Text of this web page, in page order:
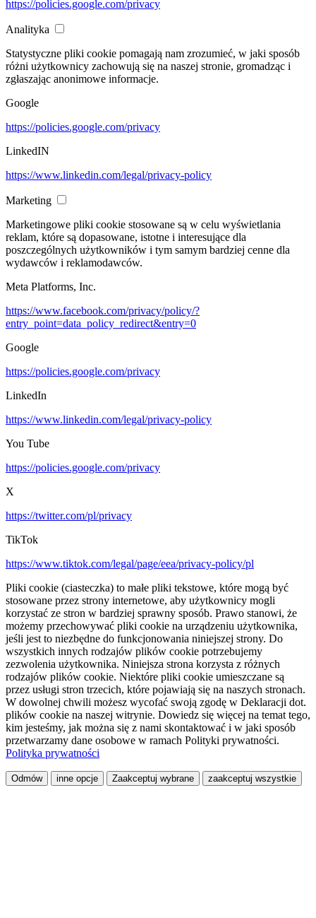
https://policies.google.com/privacy
Analityka
Statystyczne pliki cookie pomagają nam zrozumieć, w jaki sposób
różni użytkownicy zachowują się na naszej stronie, gromadząc i
zgłaszając anonimowe informacje.
Google
https://policies.google.com/privacy
LinkedIN
https://www.linkedin.com/legal/privacy-policy
Marketing
Marketingowe pliki cookie stosowane są w celu wyświetlania
reklam, które są dopasowane, istotne i interesujące dla
poszczególnych użytkowników i tym samym bardziej cenne dla
wydawców i reklamodawców.
Meta Platforms, Inc.
https://www.facebook.com/privacy/policy/?
entry_point=data_policy_redirect&entry=0
Google
https://policies.google.com/privacy
LinkedIn
https://www.linkedin.com/legal/privacy-policy
You Tube
https://policies.google.com/privacy
X
https://twitter.com/pl/privacy
TikTok
https://www.tiktok.com/legal/page/eea/privacy-policy/pl
Pliki cookie (ciasteczka) to małe pliki tekstowe, które mogą być
stosowane przez strony internetowe, aby użytkownicy mogli
korzystać ze stron w bardziej sprawny sposób. Prawo stanowi, że
możemy przechowywać pliki cookie na urządzeniu użytkownika,
jeśli jest to niezbędne do funkcjonowania niniejszej strony. Do
wszystkich innych rodzajów plików cookie potrzebujemy
zezwolenia użytkownika. Niniejsza strona korzysta z różnych
rodzajów plików cookie. Niektóre pliki cookie umieszczane są
przez usługi stron trzecich, które pojawiają się na naszych stronach.
W dowolnej chwili możesz wycofać swoją zgodę w Deklaracji dot.
plików cookie na naszej witrynie. Dowiedz się więcej na temat tego,
kim jesteśmy, jak można się z nami skontaktować i w jaki sposób
przetwarzamy dane osobowe w ramach Polityki prywatności.
Polityka prywatności
Odmów inne opcje Zaakceptuj wybrane zaakceptuj wszystkie